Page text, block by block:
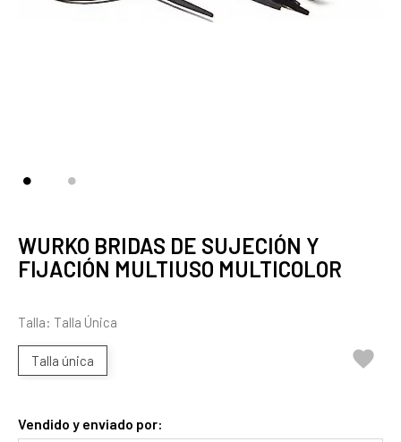
WURKO BRIDAS DE SUJECIÓN Y
FIJACIÓN MULTIUSO MULTICOLOR
Talla: Talla Única
Talla única 
Vendido y enviado por: